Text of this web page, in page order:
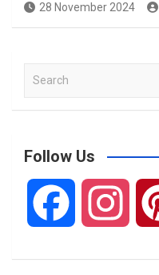
28 November 2024
a
c
Follow Us